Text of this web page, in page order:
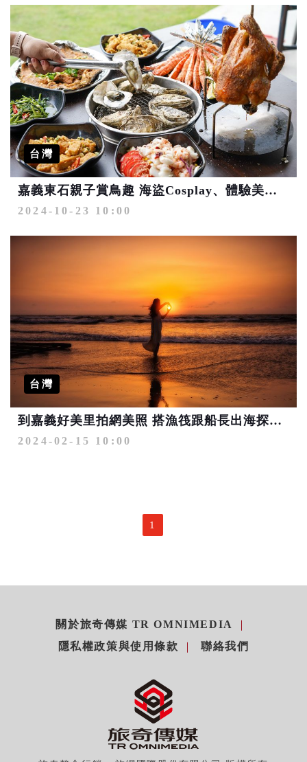
台灣
嘉義東石親子賞鳥趣 海盜Cosplay、體驗美食及沙洲生態教育
2024-10-23 10:00
台灣
到嘉義好美里拍網美照 搭漁筏跟船長出海探險！
2024-02-15 10:00
1
關於旅奇傳媒 TR OMNIMEDIA
隱私權政策與使用條款
聯絡我們